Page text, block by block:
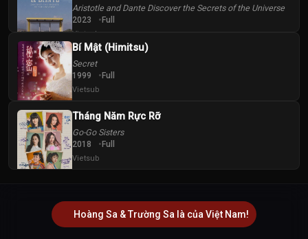
Aristotle and Dante Discover the Secrets of the Universe
2023 Full
Vietsub
Bí Mật (Himitsu)
Secret
1999 Full
Vietsub
Tháng Năm Rực Rỡ
Go-Go Sisters
2018 Full
Vietsub
Hoàng Sa & Trường Sa là của Việt Nam!